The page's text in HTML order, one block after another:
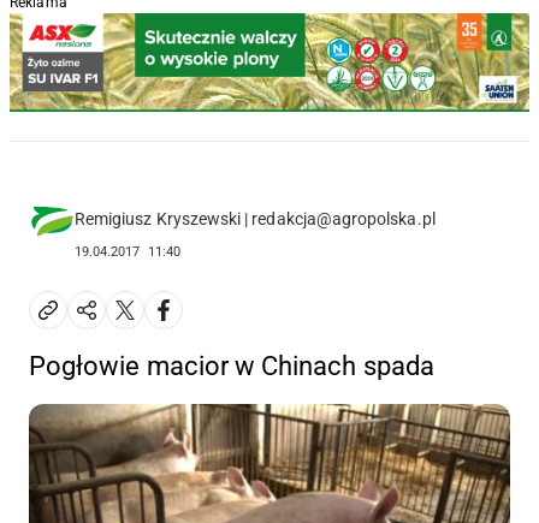
Remigiusz Kryszewski | redakcja@agropolska.pl
19.04.2017 11:40
Pogłowie macior w Chinach spada